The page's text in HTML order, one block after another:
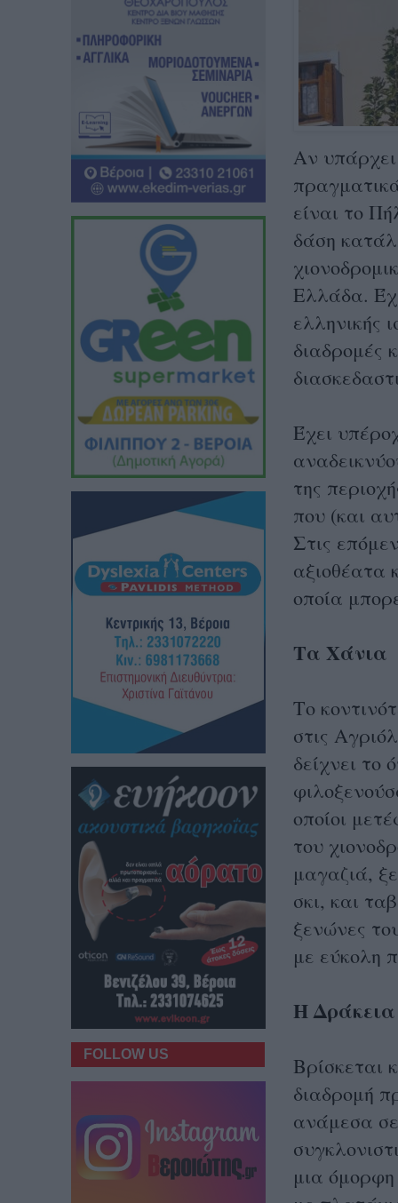
Αν
είναι το
δάση
Eλλάδα.
ελληνικής
διαδρομές
Έχει
της
που (και
Στις
αξιοθέατα
οποία
Τα Χάνια
Το
στις
δείχνει το
οποίοι
του
μαγαζιά,
σκι, και
ξενώνες
με εύκολη
Η Δράκεια
Βρίσκεται
διαδρομή
ανάμεσα
μια
FOLLOW US